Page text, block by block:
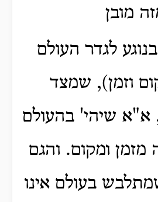
מובן
בנוגע לגדר העולם
וזמן), שמצד
א"א שיהי' בהעולם
מזמן ומקום. והגם
בעולם אינו